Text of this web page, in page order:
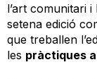
l’art comunitari i
setena edició
que treballen
les pràctiques